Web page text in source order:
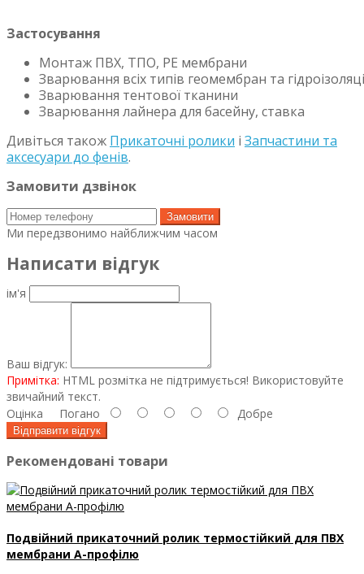
Застосування
Монтаж ПВХ, ТПО, PE мембрани
Зварювання всіх типів геомембран та
Зварювання тентової тканини
Зварювання лайнера для басейну, ставка
Дивіться також Прикаточні ролики і Запчастини та
аксесуари до фенів.
Замовити дзвінок
Замовити
Ми передзвонимо найближчим часом
Написати відгук
ім'я
Ваш відгук:
Примітка: HTML розмітка не підтримується! Використовуйте
звичайний текст.
Оцінка Погано Добре
Відправити відгук
Рекомендовані товари
Подвійний прикаточний ролик термостійкий для ПВХ
мембрани А-профілю